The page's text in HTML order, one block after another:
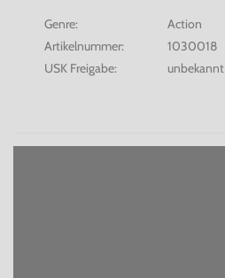
Genre:
Action
Artikelnummer:
1030018
USK Freigabe:
unbekannt